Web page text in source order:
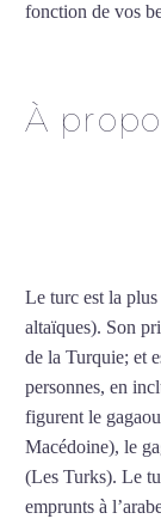
fonction de vos
À
Le turc est la
altaïques). Son
de la Turquie; et
personnes, en
figurent le
Macédoine), le
(Les Turks). Le
emprunts à